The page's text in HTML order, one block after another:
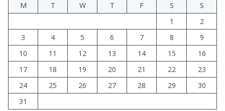
M
T W T F S
S
1
2
3
4 5 6 7 8
9
10
11 12 13 14 15
16
17
18 19 20 21 22
23
24
25 26 27 28 29
30
31